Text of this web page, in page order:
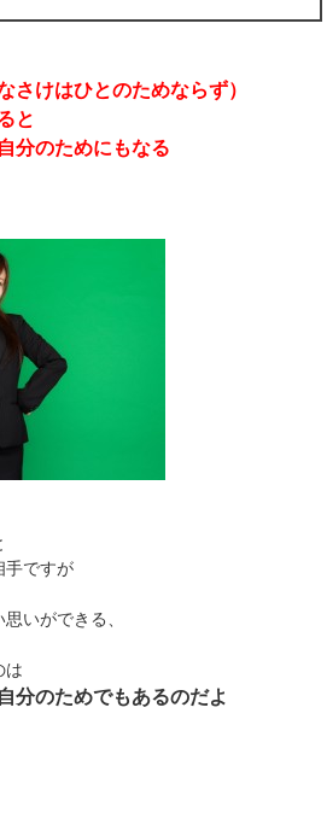
さけはひとのためならず）
と
分のためにもなる
手ですが
いができる、
は
分のためでもあるのだよ